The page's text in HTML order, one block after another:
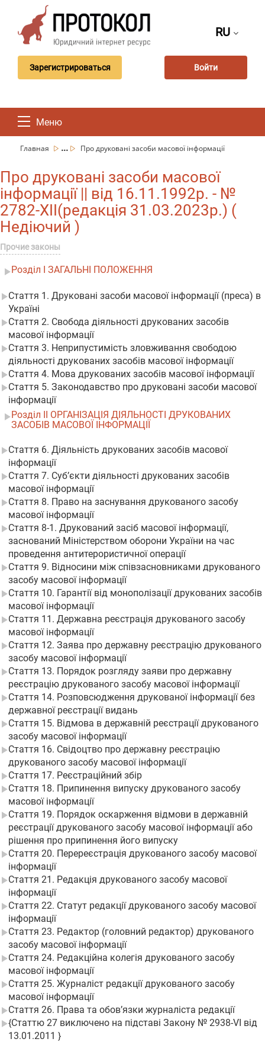
RU
Зарегистрироваться Войти
Меню
Главная ... Про друковані засоби масової інформації
Про друковані засоби масової
інформації || від 16.11.1992р. - №
2782-XII(редакція 31.03.2023р.) (
Недіючий )
Прочие законы
Розділ I ЗАГАЛЬНІ ПОЛОЖЕННЯ
Стаття 1. Друковані засоби масової інформації (преса) в
Україні
Стаття 2. Свобода діяльності друкованих засобів
масової інформації
Стаття 3. Неприпустимість зловживання свободою
діяльності друкованих засобів масової інформації
Стаття 4. Мова друкованих засобів масової інформації
Стаття 5. Законодавство про друковані засоби масової
інформації
Розділ II ОРГАНІЗАЦІЯ ДІЯЛЬНОСТІ ДРУКОВАНИХ
ЗАСОБІВ МАСОВОЇ ІНФОРМАЦІЇ
Стаття 6. Діяльність друкованих засобів масової
інформації
Стаття 7. Суб’єкти діяльності друкованих засобів
масової інформації
Стаття 8. Право на заснування друкованого засобу
масової інформації
Стаття 8-1. Друкований засіб масової інформації,
заснований Міністерством оборони України на час
проведення антитерористичної операції
Стаття 9. Відносини між співзасновниками друкованого
засобу масової інформації
Стаття 10. Гарантії від монополізації друкованих засобів
масової інформації
Стаття 11. Державна реєстрація друкованого засобу
масової інформації
Стаття 12. Заява про державну реєстрацію друкованого
засобу масової інформації
Стаття 13. Порядок розгляду заяви про державну
реєстрацію друкованого засобу масової інформації
Стаття 14. Розповсюдження друкованої інформації без
державної реєстрації видань
Стаття 15. Відмова в державній реєстрації друкованого
засобу масової інформації
Стаття 16. Свідоцтво про державну реєстрацію
друкованого засобу масової інформації
Стаття 17. Реєстраційний збір
Стаття 18. Припинення випуску друкованого засобу
масової інформації
Стаття 19. Порядок оскарження відмови в державній
реєстрації друкованого засобу масової інформації або
рішення про припинення його випуску
Стаття 20. Перереєстрація друкованого засобу масової
інформації
Стаття 21. Редакція друкованого засобу масової
інформації
Стаття 22. Статут редакції друкованого засобу масової
інформації
Стаття 23. Редактор (головний редактор) друкованого
засобу масової інформації
Стаття 24. Редакційна колегія друкованого засобу
масової інформації
Стаття 25. Журналіст редакції друкованого засобу
масової інформації
Стаття 26. Права та обов’язки журналіста редакції
{Статтю 27 виключено на підставі Закону № 2938-VI від
13.01.2011 }